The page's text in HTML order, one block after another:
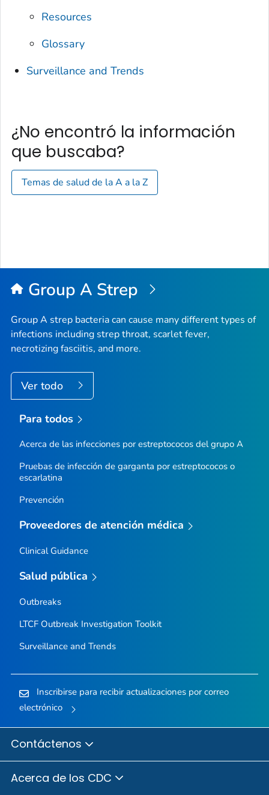
Resources
Glossary
Surveillance and Trends
¿No encontró la información
que buscaba?
Temas de salud de la A a la Z
Group A Strep
Group A strep bacteria can cause many different types of
infections including strep throat, scarlet fever,
necrotizing fasciitis, and more.
Ver todo
Para todos
Acerca de las infecciones por estreptococos del grupo A
Pruebas de infección de garganta por estreptococos o
escarlatina
Prevención
Proveedores de atención médica
Clinical Guidance
Salud pública
Outbreaks
LTCF Outbreak Investigation Toolkit
Surveillance and Trends
Inscribirse para recibir actualizaciones por correo
electrónico
Contáctenos
Acerca de los CDC